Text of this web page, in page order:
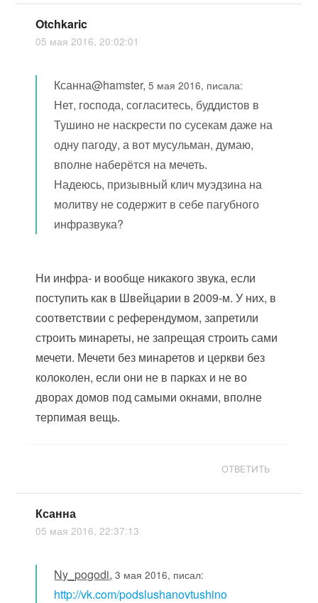
Otchkaric
05 мая 2016, 20:02:01
Ксанна@hamster,5 мая 2016, писала:
Нет, господа, согласитесь, буддистов в
Тушино не наскрести по сусекам даже на
одну пагоду, а вот мусульман, думаю,
вполне наберётся на мечеть.
Надеюсь, призывный клич муэдзина на
молитву не содержит в себе пагубного
инфразвука?
Ни инфра- и вообще никакого звука, если
поступить как в Швейцарии в 2009-м. У них, в
соответствии с референдумом, запретили
строить минареты, не запрещая строить сами
мечети. Мечети без минаретов и церкви без
колоколен, если они не в парках и не во
дворах домов под самыми окнами, вполне
терпимая вещь.
ОТВЕТИТЬ
Ксанна
05 мая 2016, 22:37:13
Ny_pogodi,3 мая 2016, писал:
http://vk.com/podslushanovtushino